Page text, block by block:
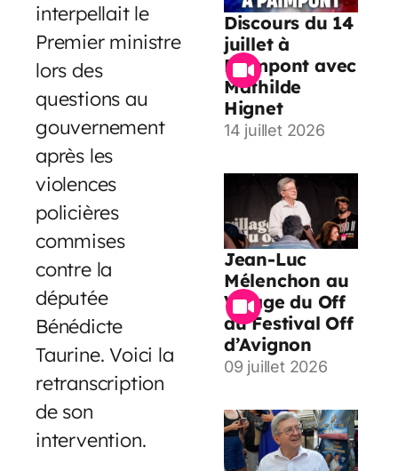
interpellait le
Premier ministre
lors des
questions au
gouvernement
après les
violences
policières
commises
contre la
députée
Bénédicte
Taurine. Voici la
retranscription
de son
intervention.
Discours du 14
juillet à
Paimpont avec
Mathilde
Hignet
14 juillet 2026
Jean-Luc
Mélenchon au
Village du Off
du Festival Off
d’Avignon
09 juillet 2026